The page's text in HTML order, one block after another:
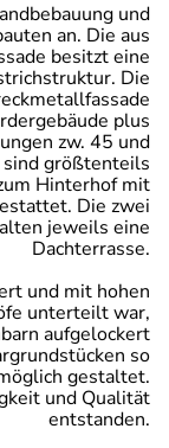
und
an. Die aus
besitzt eine
Die
plus
zw. 45 und
größtenteils
Hinterhof mit
Die zwei
jeweils eine
Dachterrasse.
und mit hohen
unterteilt war,
aufgelockert
so
gestaltet.
und Qualität
entstanden.